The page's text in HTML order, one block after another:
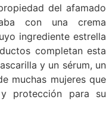
del afamado
con una crema
ingrediente estrella
completan esta
y un sérum, un
muchas mujeres que
protección para su